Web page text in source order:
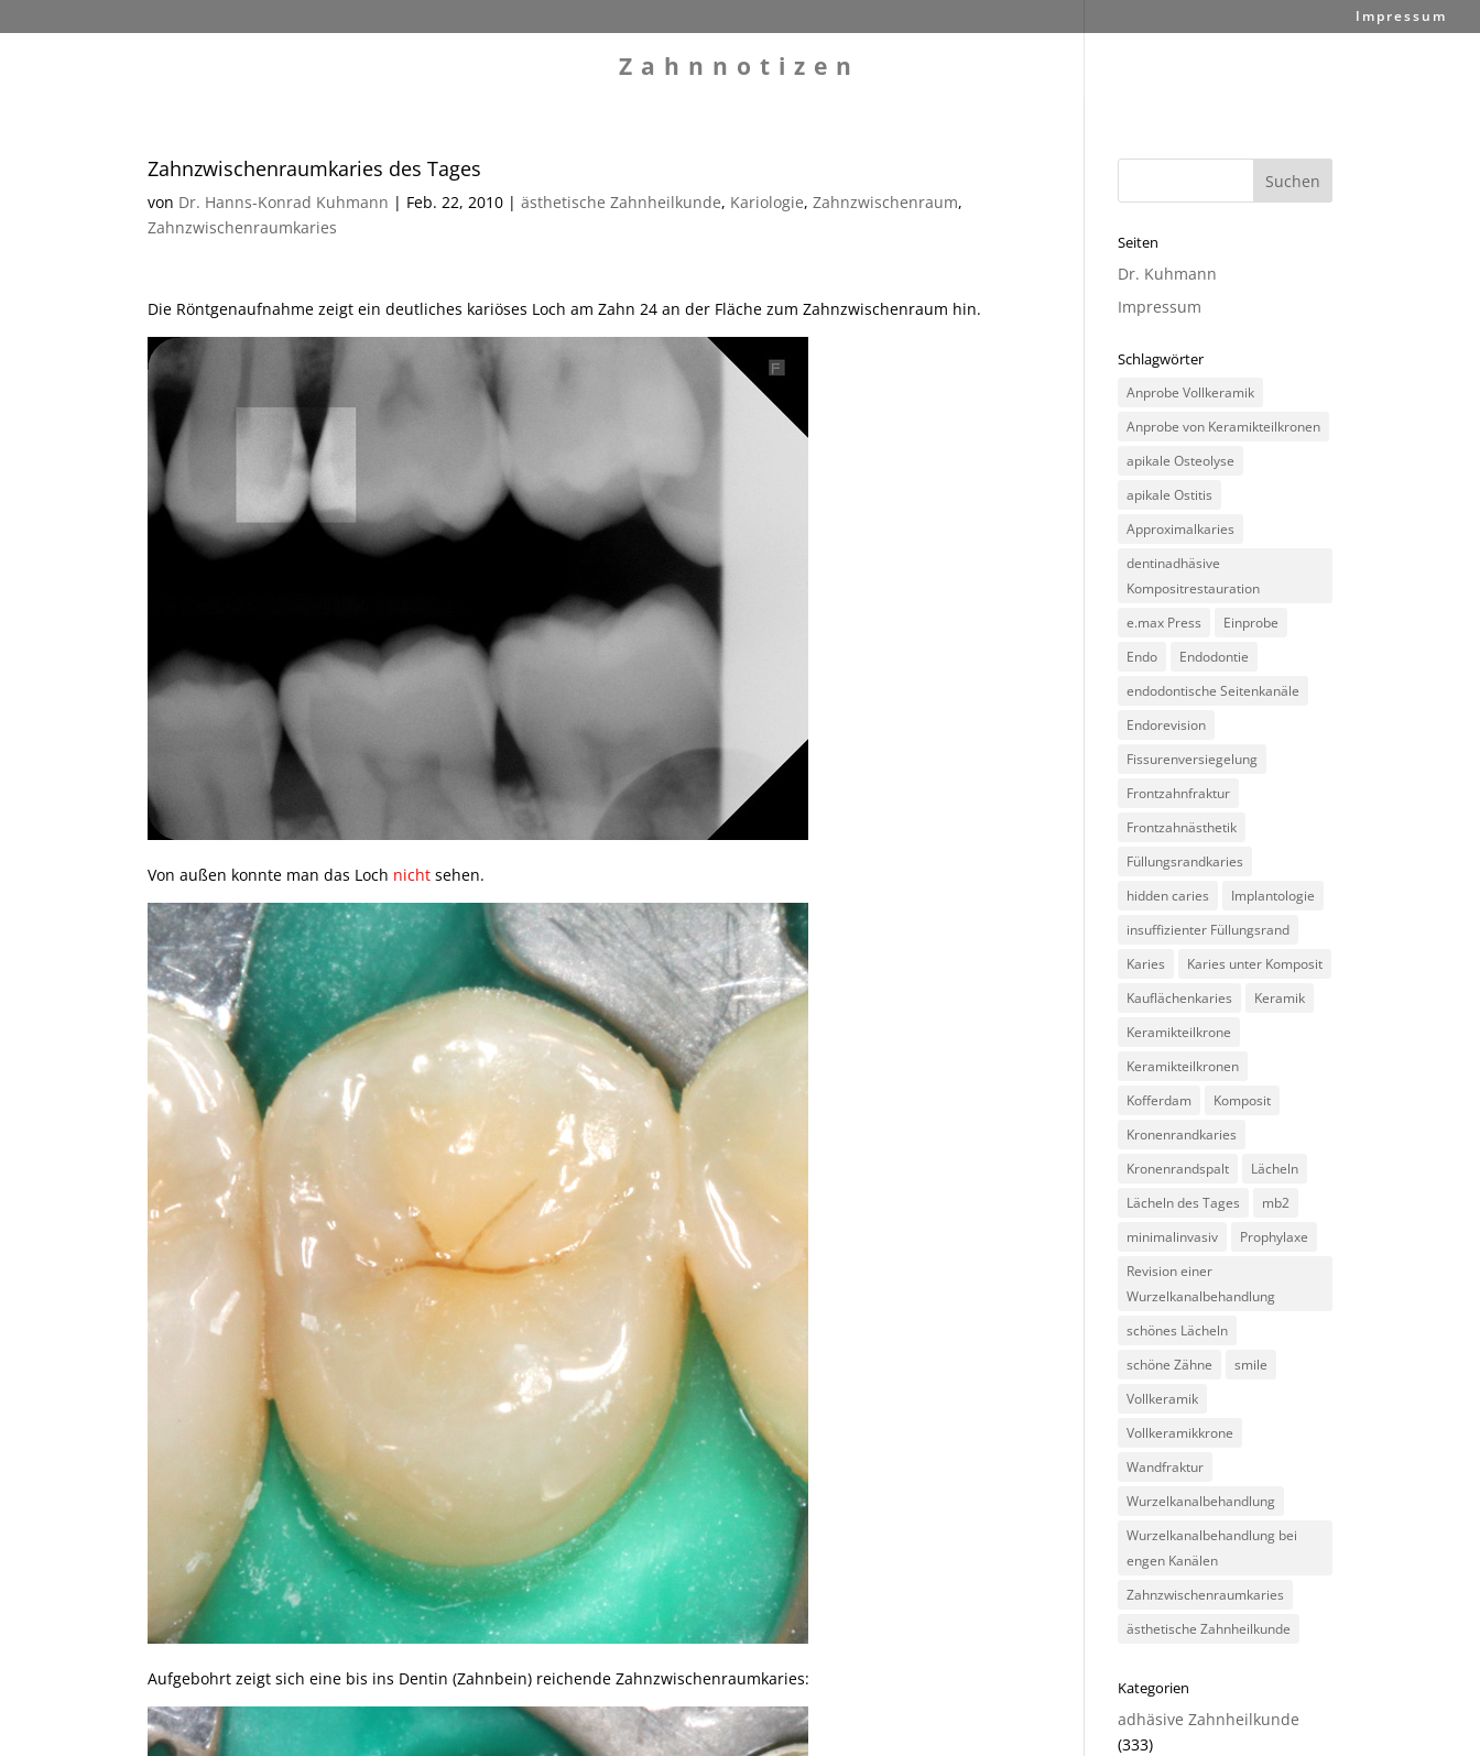
Impressum
Zahnnotizen
Zahnzwischenraumkaries des Tages
von Dr. Hanns-Konrad Kuhmann | Feb. 22, 2010 |ästhetische Zahnheilkunde, Kariologie,Zahnzwischenraum,
Zahnzwischenraumkaries
Die Röntgenaufnahme zeigt ein deutliches kariöses Loch am Zahn 24 an der Fläche zum Zahnzwischenraum hin.
Von außen konnte man das Loch nicht sehen.
Aufgebohrt zeigt sich eine bis ins Dentin (Zahnbein) reichende Zahnzwischenraumkaries:
Seiten
Dr. Kuhmann
Impressum
Schlagwörter
Anprobe Vollkeramik
Anprobe von Keramikteilkronen
apikale Osteolyse
apikale Ostitis
Approximalkaries
dentinadhäsive
Kompositrestauration
e.max Press
Einprobe
Endo
Endodontie
endodontische Seitenkanäle
Endorevision
Fissurenversiegelung
Frontzahnfraktur
Frontzahnästhetik
Füllungsrandkaries
hidden caries
Implantologie
insuffizienter Füllungsrand
Karies
Karies unter Komposit
Kauflächenkaries
Keramik
Keramikteilkrone
Keramikteilkronen
Kofferdam
Komposit
Kronenrandkaries
Kronenrandspalt
Lächeln
Lächeln des Tages
mb2
minimalinvasiv
Prophylaxe
Revision einer
Wurzelkanalbehandlung
schönes Lächeln
schöne Zähne
smile
Vollkeramik
Vollkeramikkrone
Wandfraktur
Wurzelkanalbehandlung
Wurzelkanalbehandlung bei
engen Kanälen
Zahnzwischenraumkaries
ästhetische Zahnheilkunde
Kategorien
adhäsive Zahnheilkunde
(333)